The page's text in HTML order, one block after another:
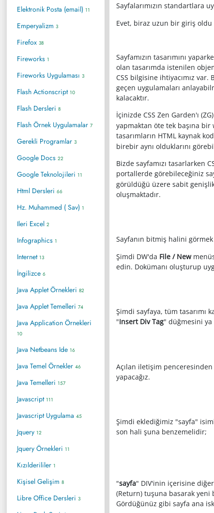
Elektronik Posta (email) 11
Emperyalizm 3
Firefox 38
Fireworks 1
Fireworks Uygulaması 3
Flash Actionscript 10
Flash Dersleri 8
Flash Örnek Uygulamalar 7
Gerekli Programlar 3
Google Docs 22
Google Teknolojileri 11
Html Dersleri 66
Hz. Muhammed ( Sav) 1
Ileri Excel 2
Infographics 1
Internet 13
İngilizce 6
Java Applet Örnekleri 82
Java Applet Temelleri 74
Java Application Örnekleri
10
Java Netbeans Ide 16
Java Temel Örnekler 46
Java Temelleri 157
Javascript 111
Javascript Uygulama 45
Jquery 12
Jquery Örnekleri 11
Kızılderililer 1
Kişisel Gelişim 8
Libre Office Dersleri 3
Sayfalarımızın standartlara
Evet, biraz uzun bir giriş
Sayfamızın tasarımını
olan tasarımda istenilen
CSS bilgisine ihtiyacımız
geçen uygulamaları
kalacaktır.
İçinizde CSS Zen Garden'ı
yapmaktan öte tek başına
tasarımların HTML kaynak
birebir aynı olduklarını
Bizde sayfamızı tasarlarken
portallerde görebileceğiniz
görüldüğü üzere sabit
oluşmaktadır.
Sayfanın bitmiş halini
Şimdi DW'da File / New
edin. Dokümanı oluşturup
Şimdi sayfaya, tüm tasarımı
"Insert Div Tag" düğmesini ya
Açılan iletişim penceresinden
yapacağız.
Şimdi eklediğimiz "sayfa"
son hali şuna benzemelidir;
"sayfa" DIV'inin içerisine
(Return) tuşuna basarak
Gördüğünüz gibi sayfa ana